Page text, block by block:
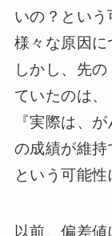
いの？とい
様々な原因に
しかし、先
ていたのは、
『実際は、
の成績が維持
という可能性
以前、偏差